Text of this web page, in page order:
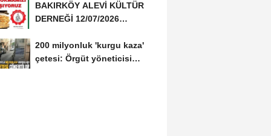
BAKIRKÖY ALEVİ KÜLTÜR
DERNEĞİ 12/07/2026
DAVETİNE...
200 milyonluk 'kurgu kaza'
çetesi: Örgüt yöneticisi